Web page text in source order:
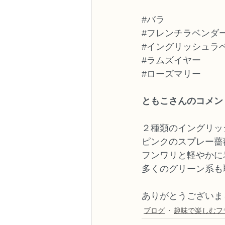
#バラ
#フレンチラベンダ
#イングリッシュラ
#ラムズイヤー
#ローズマリー
ともこさんのコメン
２種類のイングリ
ピンクのスプレー
フンワリと軽やか
多くのグリーン系
ありがとうござい
ブログ 趣味で楽しむ